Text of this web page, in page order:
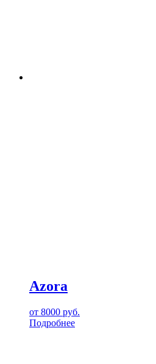
Azora
от 8000 руб.
Подробнее